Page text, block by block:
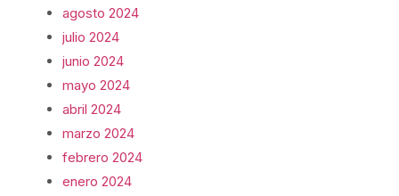
agosto 2024
julio 2024
junio 2024
mayo 2024
abril 2024
marzo 2024
febrero 2024
enero 2024